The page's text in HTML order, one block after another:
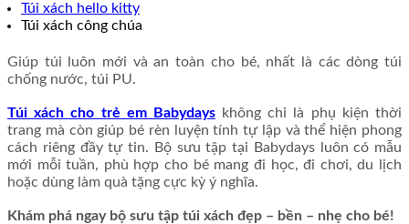
Túi xách hello kitty
Túi xách công chúa
Giúp túi luôn mới và an toàn cho bé, nhất là các dòng túi
chống nước, túi PU.
Túi xách cho trẻ em Babydayskhông chỉ là phụ kiện thời
trang mà còn giúp bé rèn luyện tính tự lập và thể hiện phong
cách riêng đầy tự tin. Bộ sưu tập tại Babydays luôn có mẫu
mới mỗi tuần, phù hợp cho bé mang đi học, đi chơi, du lịch
hoặc dùng làm quà tặng cực kỳ ý nghĩa.
Khám phá ngay bộ sưu tập túi xách đẹp – bền – nhẹ cho bé!